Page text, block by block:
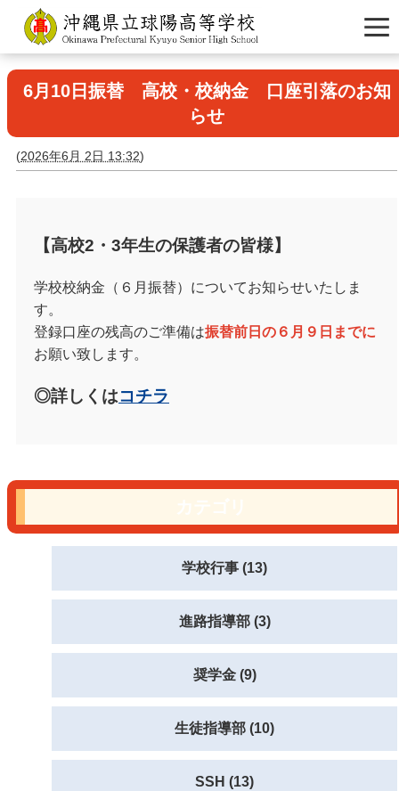
6月10日振替 高校・校納金 口座引落のお知
らせ
(2026年6月 2日 13:32)
【高校2 ・ 3年生の保護者の皆様】
学校校納金（６月振替）についてお知らせいたしま
す。
登録口座の残高のご準備は振替前日の６月９日までに
お願い致します。
◎詳しくはコチラ
学校行事 (13)
進路指導部 (3)
奨学金 (9)
生徒指導部 (10)
SSH (13)